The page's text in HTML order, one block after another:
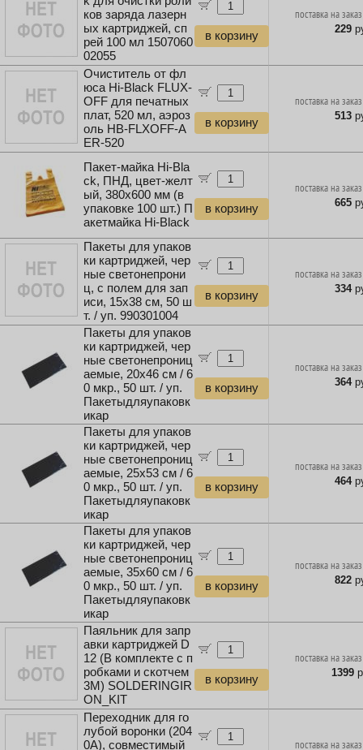
ков заряда лазерн
ых картриджей, сп
рей 100 мл 1507060
02055
в корзину
поставка на
229
Очиститель от фл
юса Hi-Black FLUX-
OFF для печатных
плат, 520 мл, аэроз
оль HB-FLXOFF-A
ER-520
в корзину
поставка на
513
Пакет-майка Hi-Bla
ck, ПНД, цвет-желт
ый, 380x600 мм (в
упаковке 100 шт.) П
акетмайка Hi-Black
в корзину
поставка на
665
Пакеты для упаков
ки картриджей, чер
ные светонепрони
ц, с полем для зап
иси, 15x38 см, 50 ш
т. / уп. 990301004
в корзину
поставка на
334
Пакеты для упаков
ки картриджей, чер
ные светонепрониц
аемые, 20x46 см / 6
0 мкр., 50 шт. / уп.
Пакетыдляупаковк
икар
в корзину
поставка на
364
Пакеты для упаков
ки картриджей, чер
ные светонепрониц
аемые, 25x53 см / 6
0 мкр., 50 шт. / уп.
Пакетыдляупаковк
икар
в корзину
поставка на
464
Пакеты для упаков
ки картриджей, чер
ные светонепрониц
аемые, 35x60 см / 6
0 мкр., 50 шт. / уп.
Пакетыдляупаковк
икар
в корзину
поставка на
822
Паяльник для запр
авки картриджей D
12 (В комплекте с п
робками и скотчем
3M) SOLDERINGIR
ON_KIT
в корзину
поставка на
1399
Переходник для го
лубой воронки (204
0A), совместимый
поставка на